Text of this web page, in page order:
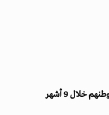
خلال 9 أشهر